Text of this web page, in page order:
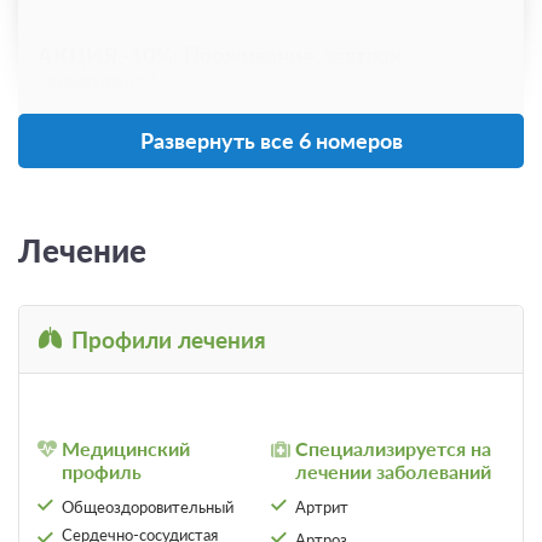
Требуется предоплата
от 4 590
Развернуть все 6 номеров
Лечение
Профили лечения
Медицинский
профиль
Общеоздоровительный
Сердечно-сосудистая
Специализируется на
лечении заболеваний
Артрит